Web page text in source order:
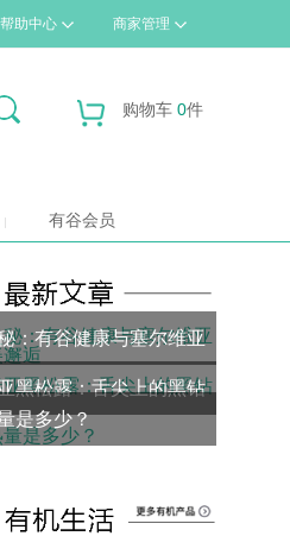
帮助中心 商家管理
购物车 0件
有谷会员
：有谷健康与塞尔维亚
邂逅
黑松露：舌尖上的黑钻
是多少？